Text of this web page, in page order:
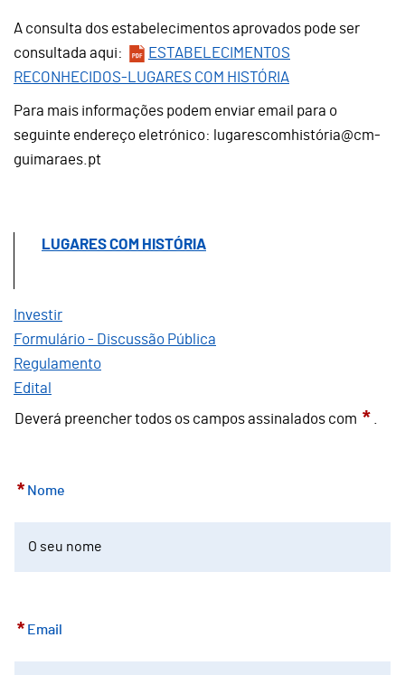
A consulta dos estabelecimentos aprovados pode ser
consultada aqui:
ESTABELECIMENTOS
RECONHECIDOS-LUGARES COM HISTÓRIA
Para mais informações podem enviar email para o
seguinte endereço eletrónico: lugarescomhistória@cm-
guimaraes.pt
LUGARES COM HISTÓRIA
Investir
Formulário - Discussão Pública
Regulamento
Edital
Deverá preencher todos os campos assinalados com *
* Nome
* Email